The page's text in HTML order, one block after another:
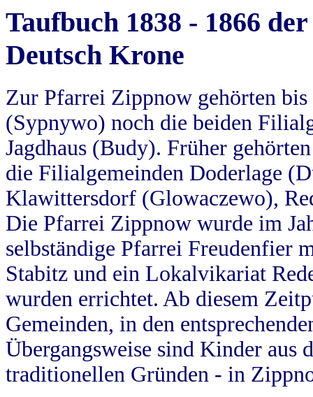
Taufbuch 1838 - 1866
Deutsch Krone
Zur Pfarrei Zippnow gehörten
(Sypnywo) noch die beiden
Jagdhaus (Budy). Früher
die Filialgemeinden Doderlage
Klawittersdorf (Glowaczewo),
Die Pfarrei Zippnow wurde im
selbständige Pfarrei Freudenfier
Stabitz und ein Lokalvikariat
wurden errichtet. Ab diesem
Gemeinden, in den
Übergangsweise sind Kinder aus
traditionellen Gründen - in